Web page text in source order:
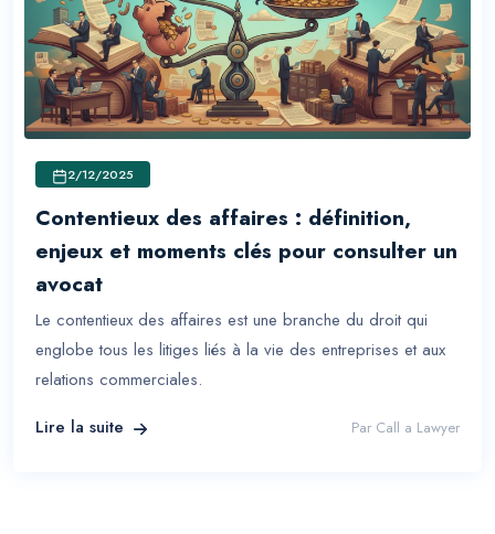
2/12/2025
Contentieux des affaires : définition,
enjeux et moments clés pour consulter un
avocat
Le contentieux des affaires est une branche du droit qui
englobe tous les litiges liés à la vie des entreprises et aux
relations commerciales.
Lire la suite
Par Call a Lawyer